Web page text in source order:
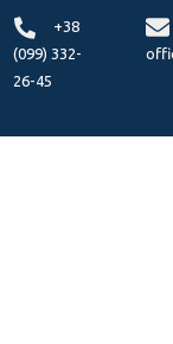
+38
(099) 332-
26-45